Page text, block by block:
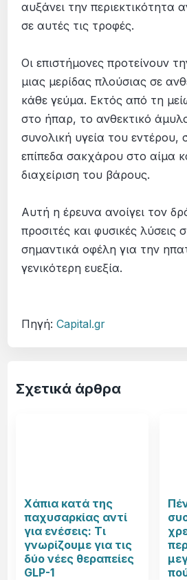
αυξάνει την περιεκτικότητα
σε αυτές τις τροφές.
Οι επιστήμονες προτείνουν
μιας μερίδας πλούσιας σε
κάθε γεύμα. Εκτός από τη
στο ήπαρ, το ανθεκτικό
συνολική υγεία του εντέρου,
επίπεδα σακχάρου στο αίμα
διαχείριση του βάρους.
Αυτή η έρευνα ανοίγει τον
προσιτές και φυσικές λύσεις
σημαντικά οφέλη για την
γενικότερη ευεξία.
Πηγή:Capital.gr
Σχετικά άρθρα
Χάπια κατά της
παχυσαρκίας αντί
για ενέσεις: Τι
γνωρίζουμε για τις
δύο νέες θεραπείες
GLP-1